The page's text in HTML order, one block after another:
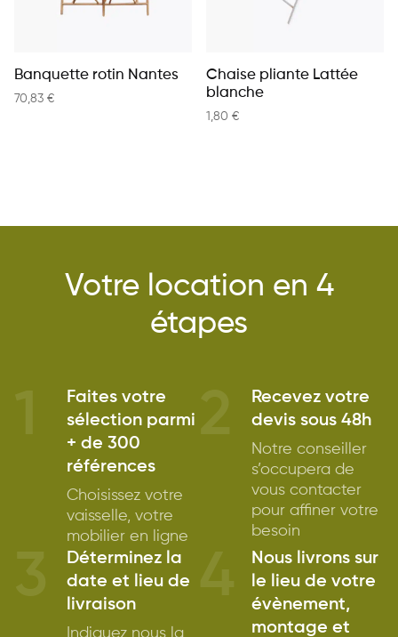
Banquette rotin Nantes
70,83 €
Chaise pliante Lattée
blanche
1,80 €
Votre location en 4
étapes
Faites votre
sélection parmi
+ de 300
références
Choisissez votre
vaisselle, votre
mobilier en ligne
Recevez votre
devis sous 48h
Notre conseiller
s’occupera de
vous contacter
pour affiner votre
besoin
Déterminez la
date et lieu de
livraison
Indiquez nous la
Nous livrons sur
le lieu de votre
évènement,
montage et